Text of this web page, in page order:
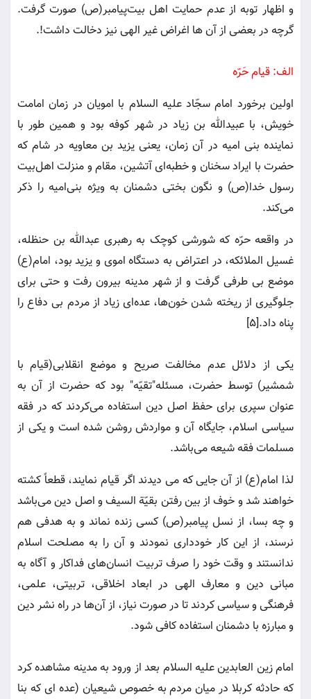
و اظهار توبه از عدم حمایت اهل بیت‌پیامبر(ص) صورت گرفت.
گرچه در بعضی از آن ها اغراض غیر الهی نیز دخالت داشت!.
الف: قیام حَرّه
اولین برخورد امام سجّاد علیه السلام با امویان در زمان امامت
خویش، با عبیدالله بن زیاد در شهر کوفه بود و همین طور با
نماینده بنی امیه در آن زمان، یعنی یزید بن معاویه در شام که
حضرت با ایراد سخنان و خطبه‌ای آتشین، مقام و منزلت اهل‌بیت
رسول خدا(ص) و نگون بختی دشمنان به ویژه بنی‌امیه را ذکر
می‌کند.
در واقعه حرّه که شورشی کوچک به رهبری عبدالله بن حنظله،
غسیل الملائکه، در اعتراض به دستگاه اموی و یزید بود، امام(ع)
موضع بی طرفی گرفت و از شهر مدینه بیرون رفت و حتی برای
جلوگیری از ریخته شدن خون‌ها، عده‌ای زیاد از مردم بی دفاع را
پناه داد.[5]
یکی از دلائل عدم مخالفت صریح و موضع انقلابی(قیام با
شمشیر) توسط حضرت، مسئله"تقیّه" بود که حضرت از آن به
عنوان سپری برای حفظ اصل دین استفاده می‌کردند که در فقه
سیاسی اسلام، جایگاه آن و مواردش روشن شده است و یکی از
مسلمات فقه شیعه می‌باشد.
لذا امام(ع) از آن جایی که می دیدند اگر قیام نمایند، قطعاً کشته
خواهند شد و خوف از بین رفتن بقیّة السیف و اصل دین می‌‌باشد
و چه بسا، از نسل پیامبر(ص) کسی زنده نماند و به هدفی هم
نرسند، از این کار خودداری نمودند و آن را به مصلحت اسلام
ندانستند و وقت خود را صرف تربیت انسان‏‌های فداکار و آگاه به
مبانی دین و معارف الهی در ابعاد اخلاقی، تربیتی، علمی،
فرهنگی و سیاسی کردند تا در صورت نیاز، از آن‌ها در راه نشر دین
و مبارزه با دشمنان استفاده کافی شود.
امام زین العابدین علیه السلام بعد از ورود به مدینه مشاهده کرد
که حادثه کربلا در میان مردم به خصوص شیعیان (عده ای که بنا